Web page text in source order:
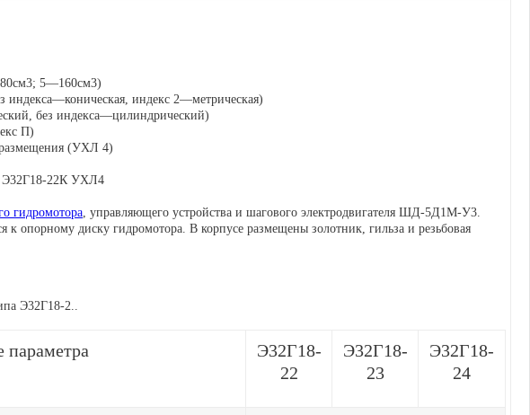
3; 5—160см3)
индекса—коническая, индекс 2—метрическая)
без индекса—цилиндрический)
П)
размещения (УХЛ 4)
Э32Г18-22К УХЛ4
гидромотора , управляющего устройства и шагового электродвигателя ШД-5Д1М-У3.
к опорному диску гидромотора. В корпусе размещены золотник, гильза и резьбовая
Э32Г18-2..
параметра
Э32Г18-
22
Э32Г18-
23
Э32Г18-
24